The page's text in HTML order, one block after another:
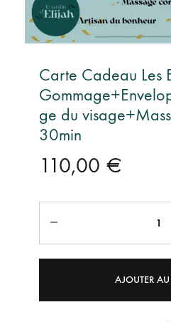
Carte Cadeau Les
ge du
30min
110,00 €
AJOUTER